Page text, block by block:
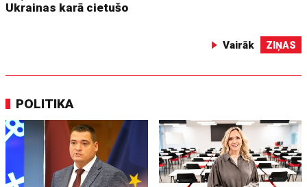
Ukrainas karā cietušo
Vairāk ZIŅAS
POLITIKA